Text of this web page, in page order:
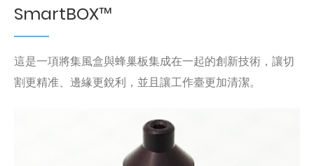
SmartBOX™
這是一項將集風盒與蜂巢板集成在一起的創新技術，讓切
割更精准、邊緣更銳利，並且讓工作臺更加清潔。